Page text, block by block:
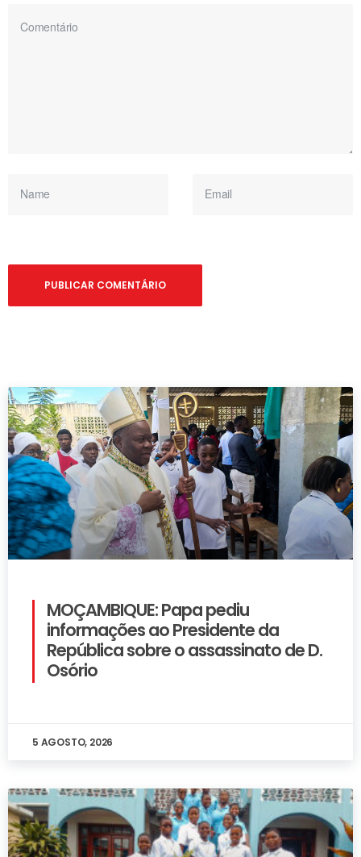
MOÇAMBIQUE: Papa pediu
informações ao Presidente da
República sobre o assassinato de D.
Osório
5 AGOSTO, 2026